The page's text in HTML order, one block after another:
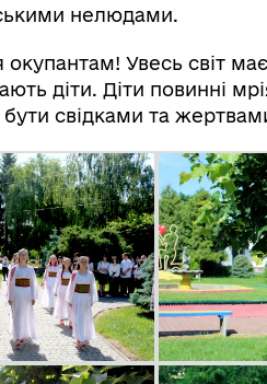
нелюдами.
Увесь світ має
діти. Діти повинні
свідками та